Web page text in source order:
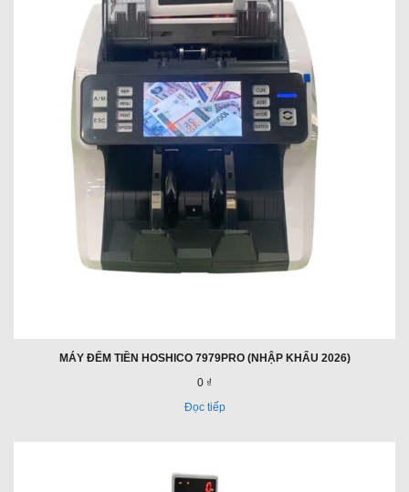
MÁY ĐẾM TIỀN HOSHICO 7979PRO (NHẬP KHẨU 2026)
0 ₫
Đọc tiếp